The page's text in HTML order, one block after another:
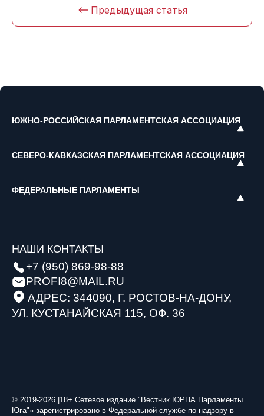
Предыдущая статья
ЮЖНО-РОССИЙСКАЯ ПАРЛАМЕНТСКАЯ АССОЦИАЦИЯ
СЕВЕРО-КАВКАЗСКАЯ ПАРЛАМЕНТСКАЯ АССОЦИАЦИЯ
ФЕДЕРАЛЬНЫЕ ПАРЛАМЕНТЫ
НАШИ КОНТАКТЫ
+7 (950) 869-98-88
PROFI8@MAIL.RU
АДРЕС: 344090, Г. РОСТОВ-НА-ДОНУ,
УЛ. КУСТАНАЙСКАЯ 115, ОФ. 36
© 2019-2026 |18+ Сетевое издание "Вестник ЮРПА.Парламенты
Юга"» зарегистрировано в Федеральной службе по надзору в